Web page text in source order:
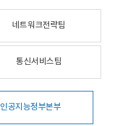
네트워크전략팀
통신서비스팀
인공지능정부본부